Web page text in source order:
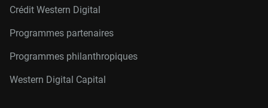
Crédit Western Digital
Programmes partenaires
Programmes philanthropiques
Western Digital Capital